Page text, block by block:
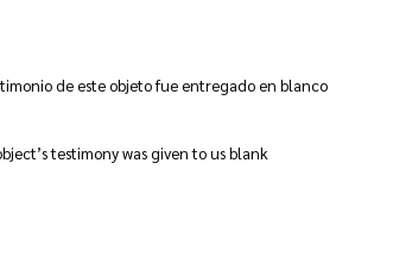
de este objeto fue entregado en blanco
testimony was given to us blank